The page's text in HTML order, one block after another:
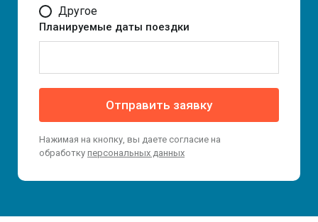
Другое
Планируемые даты поездки
Отправить заявку
Нажимая на кнопку, вы даете согласие на
обработку персональных данных